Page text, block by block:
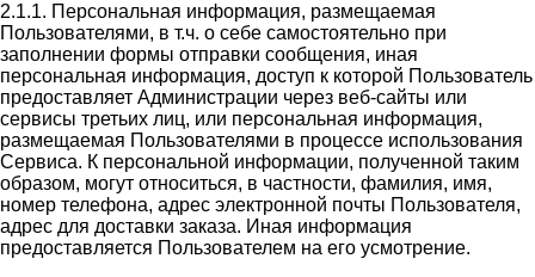
2.1.1. Персональная информация, размещаемая
Пользователями, в т.ч. о себе самостоятельно при
заполнении формы отправки сообщения, иная
персональная информация, доступ к которой Пользователь
предоставляет Администрации через веб-сайты или
сервисы третьих лиц, или персональная информация,
размещаемая Пользователями в процессе использования
Сервиса. К персональной информации, полученной таким
образом, могут относиться, в частности, фамилия, имя,
номер телефона, адрес электронной почты Пользователя,
адрес для доставки заказа. Иная информация
предоставляется Пользователем на его усмотрение.